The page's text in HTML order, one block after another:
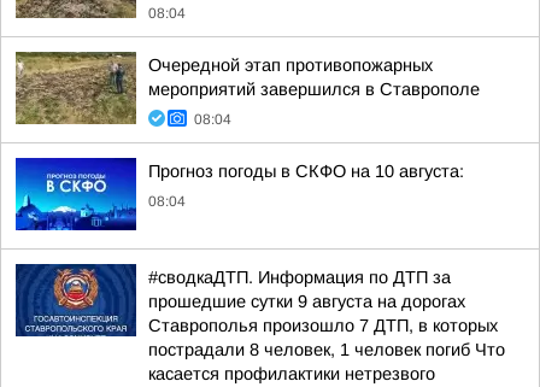
08:04
Очередной этап противопожарных
мероприятий завершился в Ставрополе
08:04
Прогноз погоды в СКФО на 10 августа:
08:04
#сводкаДТП. Информация по ДТП за
прошедшие сутки 9 августа на дорогах
Ставрополья произошло 7 ДТП, в которых
пострадали 8 человек, 1 человек погиб Что
касается профилактики нетрезвого